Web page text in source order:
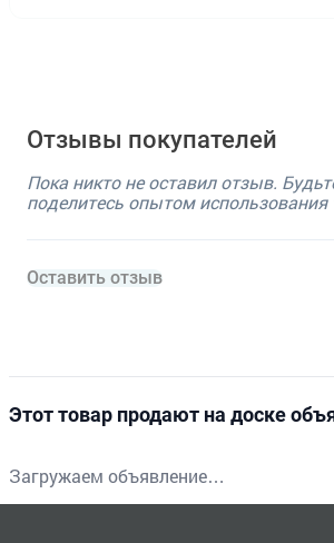
Отзывы покупателей
Пока никто не оставил отзыв.
поделитесь опытом использования
Оставить отзыв
Этот товар продают на доске
Загружаем объявление…